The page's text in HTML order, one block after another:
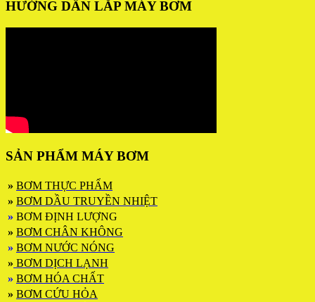
HƯỚNG DẪN LẮP MÁY BƠM
SẢN PHẨM MÁY BƠM
» BƠM THỰC PHẨM
» BƠM DẦU TRUYỀN NHIỆT
» BƠM ĐỊNH LƯỢNG
» BƠM CHÂN KHÔNG
» BƠM NƯỚC NÓNG
» BƠM DỊCH LẠNH
» BƠM HÓA CHẤT
» BƠM CỨU HỎA